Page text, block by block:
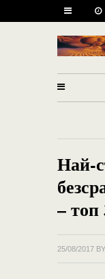
Най-
– топ
25/08/2017 BY